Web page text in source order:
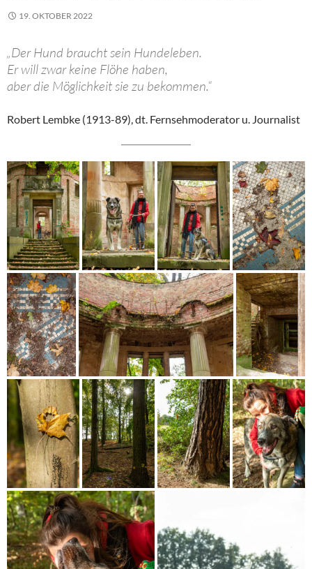
19. OKTOBER 2022
„Der Hund braucht sein Hundeleben.
Er will zwar keine Flöhe haben,
aber die Möglichkeit sie zu bekommen.“
Robert Lembke (1913-89), dt. Fernsehmoderator u. Journalist